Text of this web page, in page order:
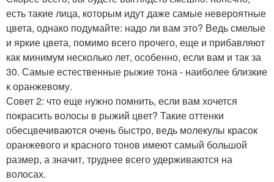
есть такие лица, которым идут даже самые невероятные
цвета, однако подумайте: надо ли вам это? Ведь смелые
и яркие цвета, помимо всего прочего, еще и прибавляют
как минимум несколько лет, особенно, если вам и так за
30. Самые естественные рыжие тона - наиболее близкие
к оранжевому.
Совет 2: что еще нужно помнить, если вам хочется
покрасить волосы в рыжий цвет? Такие оттенки
обесцвечиваются очень быстро, ведь молекулы красок
оранжевого и красного тонов имеют самый большой
размер, а значит, труднее всего удерживаются на
волосах.